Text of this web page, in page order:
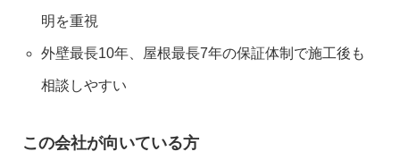
明を重視
外壁最長10年、屋根最長7年の保証体制で施工後も
相談しやすい
この会社が向いている方